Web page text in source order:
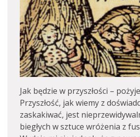
Jak będzie w przyszłości –
Przyszłość, jak wiemy z
zaskakiwać, jest
biegłych w sztuce wróżenia z